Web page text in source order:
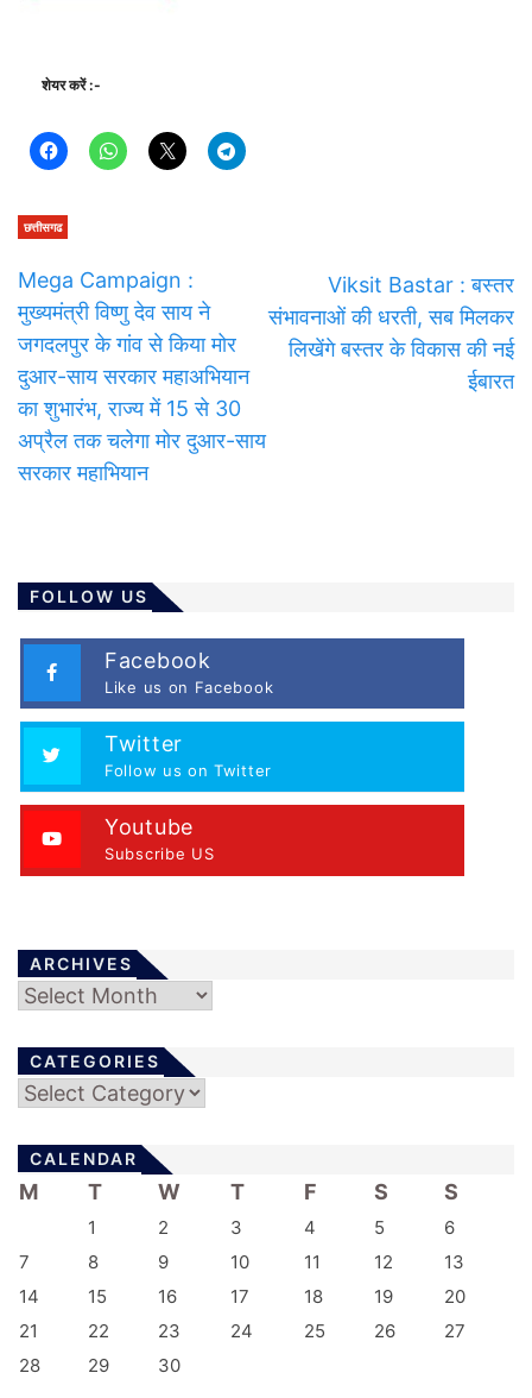
शेयर करें :-
छत्तीसगढ
Mega Campaign :
मुख्यमंत्री विष्णु देव साय ने
जगदलपुर के गांव से किया मोर
दुआर-साय सरकार महाअभियान
का शुभारंभ, राज्य में 15 से 30
अप्रैल तक चलेगा मोर दुआर-साय
सरकार महाभियान
Viksit Bastar : बस्तर
संभावनाओं की धरती, सब मिलकर
लिखेंगे बस्तर के विकास की नई
ईबारत
FOLLOW US
Facebook
Like us on Facebook
Twitter
Follow us on Twitter
Youtube
Subscribe US
ARCHIVES
Archives
CATEGORIES
Categories
CALENDAR
M T W T F S S
1 2 3 4 5
6
7
8 9 10 11 12
13
14
15 16 17 18 19
20
21
22 23 24 25 26
27
28
29 30